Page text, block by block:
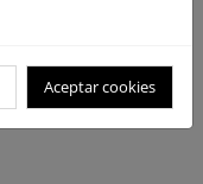
Aceptar cookies